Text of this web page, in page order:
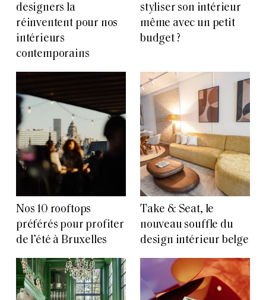
designers la
réinventent pour nos
intérieurs
contemporains
styliser son intérieur
même avec un petit
budget ?
Nos 10 rooftops
préférés pour profiter
de l’été à Bruxelles
Take & Seat, le
nouveau souffle du
design intérieur belge